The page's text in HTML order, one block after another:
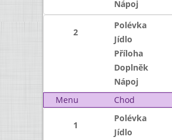
Nápoj
2
Polévka
Jídlo
Příloha
Doplněk
Nápoj
Menu
Chod
1
Polévka
Jídlo